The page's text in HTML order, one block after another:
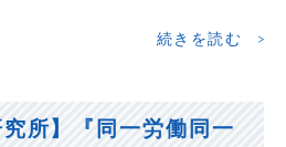
続きを読む
究所】『同一労働同一